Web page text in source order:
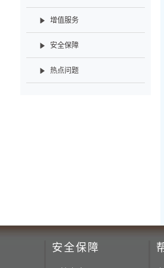
增值服务
安全保障
热点问题
安全保障